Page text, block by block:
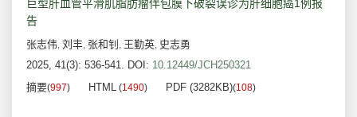
巨型肝血管平滑肌脂肪瘤伴包膜下破裂误诊为肝细胞癌1例报
告
张志伟, 刘丰, 张和钊 , 王勤英, 史志勇
2025, 41(3): 536-541. DOI: 10.12449/JCH250321
摘要(997) HTML (1490) PDF (3282KB)(108)